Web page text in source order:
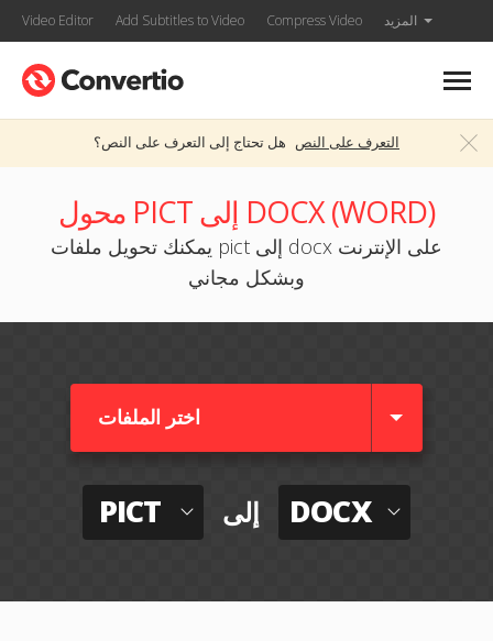
Video Editor Add Subtitles to Video Compress Video المزيد
هل تحتاج إلى التعرف على النص؟ التعرف على النص
محول PICT إلى DOCX (WORD)
يمكنك تحويل ملفات pict إلى docx على الإنترنت
وبشكل مجاني
اختر الملفات
PICT إلى DOCX